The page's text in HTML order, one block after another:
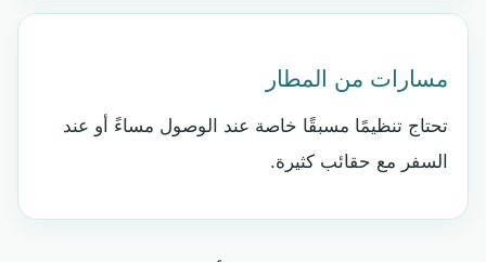
مسارات من المطار
تحتاج تنظيمًا مسبقًا خاصة عند الوصول مساءً أو عند
السفر مع حقائب كثيرة.